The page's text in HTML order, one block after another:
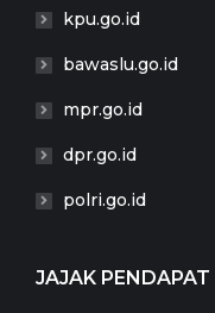
kpu.go.id
bawaslu.go.id
mpr.go.id
dpr.go.id
polri.go.id
JAJAK PENDAPAT